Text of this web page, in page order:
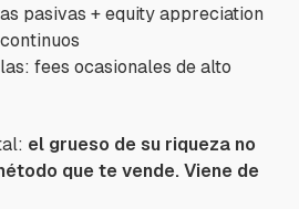
pasivas + equity appreciation
fees ocasionales de alto
el grueso de su riqueza no
que te vende. Viene de